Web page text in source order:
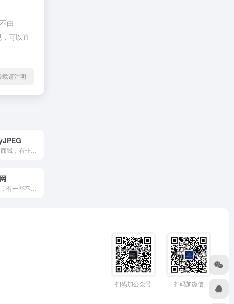
由
可以直
请注明
扫码加公众号 扫码加微信